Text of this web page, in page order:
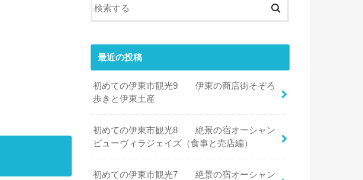
最近の投稿
初めての伊東市観光9 伊東の商店街そぞろ
歩きと伊東土産
初めての伊東市観光8 絶景の宿オーシャン
ビューヴィラジェイズ（食事と売店編）
初めての伊東市観光7 絶景の宿オーシャン